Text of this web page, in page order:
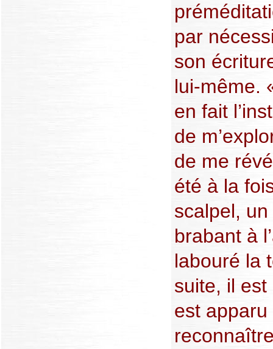
par
son
lui-même.
en fait
de
de me
été à la
scalpel,
brabant à
labouré la
suite, il
est apparu